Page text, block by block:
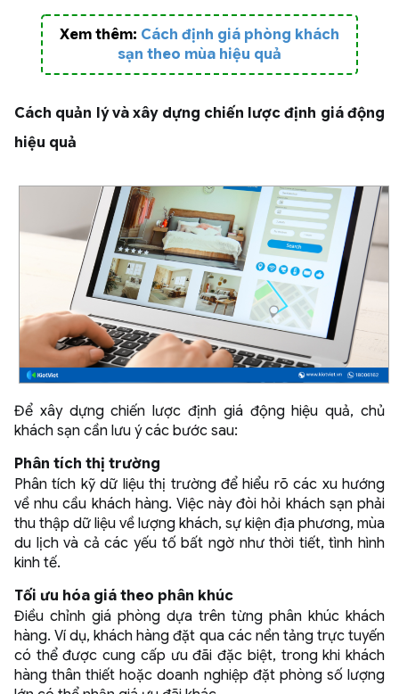
Xem thêm: Cách định giá phòng khách
sạn theo mùa hiệu quả
Cách quản lý và xây dựng chiến lược định giá động
hiệu quả
Để xây dựng chiến lược định giá động hiệu quả, chủ
khách sạn cần lưu ý các bước sau:
Phân tích thị trường
Phân tích kỹ dữ liệu thị trường để hiểu rõ các xu hướng
về nhu cầu khách hàng. Việc này đòi hỏi khách sạn phải
thu thập dữ liệu về lượng khách, sự kiện địa phương, mùa
du lịch và cả các yếu tố bất ngờ như thời tiết, tình hình
kinh tế.
Tối ưu hóa giá theo phân khúc
Điều chỉnh giá phòng dựa trên từng phân khúc khách
hàng. Ví dụ, khách hàng đặt qua các nền tảng trực tuyến
có thể được cung cấp ưu đãi đặc biệt, trong khi khách
hàng thân thiết hoặc doanh nghiệp đặt phòng số lượng